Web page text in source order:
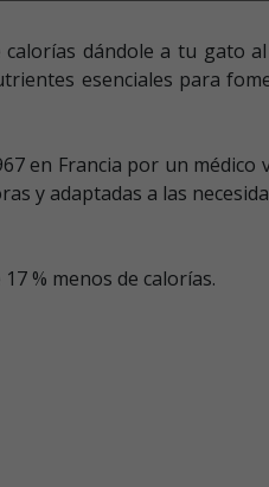
dándole a tu gato
esenciales para
en Francia por un médico
y adaptadas a las
% menos de calorías.